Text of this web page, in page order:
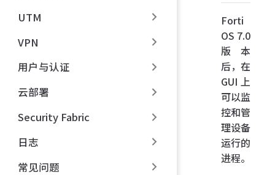
UTM
VPN
用户与认证
云部署
Security Fabric
日志
常见问题
Forti
OS 7.0
版本
后，在
GUI 上
可以监
控和管
理设备
运行的
进程。